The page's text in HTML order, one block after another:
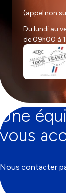
(appel non
Du lundi au
de 09h00 à
Une
vous
Nous contacter